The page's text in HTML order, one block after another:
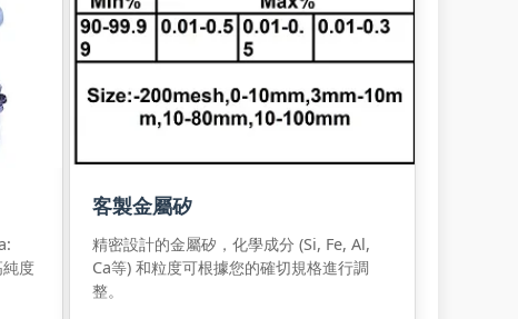
度
客製金屬矽
精密設計的金屬矽，化學成分 (Si, Fe, Al,
Ca等) 和粒度可根據您的確切規格進行調
整。